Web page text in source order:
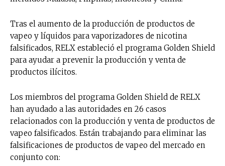
Tras el aumento de la producción de productos de
vapeo y líquidos para vaporizadores de nicotina
falsificados, RELX estableció el programa Golden Shield
para ayudar a prevenir la producción y venta de
productos ilícitos.
Los miembros del programa Golden Shield de RELX
han ayudado a las autoridades en 26 casos
relacionados con la producción y venta de productos de
vapeo falsificados. Están trabajando para eliminar las
falsificaciones de productos de vapeo del mercado en
conjunto con: